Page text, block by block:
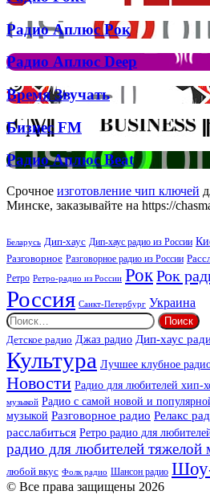
трек
Джона
та
Брітні
Спірс
Рокс
Радио
Аплюс
Рок
Радио Аплюс Рок
Радио
Аплюс
Deep
Радио Аплюс Deep
Время
Звучать
Время Звучать
Бизнес
Бизнес FM
Радио
Аплюс
Beat
Радио Аплюс Beat
Срочное изготовление чип ключей
Минске, заказывайте на https://
Беларусь Дип-хаус Дип-хаус радио из России
Разговорное Разговорное радио из России
Ретро Ретро-радио из России РокРок
Россия Санкт-Петербург Украина
Найти:
Детское радио Джаз радио Дип-хаус
Культура Лучшее клубное
Новости Радио для любителей хип-
музыкой Радио с самой новой и
музыкой Разговорное радио Релакс
расслабиться Ретро радио для
радио для любителей тяжелой
любой вкус Фолк радио Шансон радио
© Все права защищены 2026